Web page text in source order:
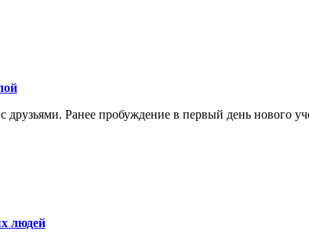
Ранее пробуждение в первый день нового
людей